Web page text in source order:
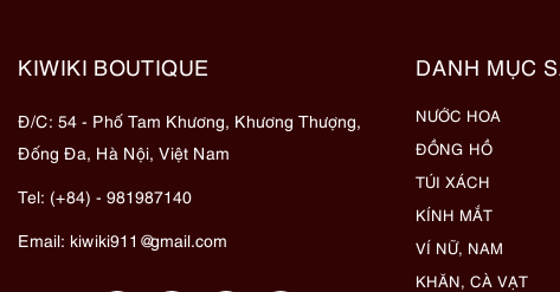
KIWIKI BOUTIQUE
Đ/C: 54 - Phố Tam Khương, Khương Thượng,
Đống Đa, Hà Nội, Việt Nam
Tel: (+84) - 981987140
Email: kiwiki911@gmail.com
DANH MỤC
NƯỚC HOA
ĐỒNG HỒ
TÚI XÁCH
KÍNH MẮT
VÍ NỮ, NAM
KHĂN, CÀ VẠT